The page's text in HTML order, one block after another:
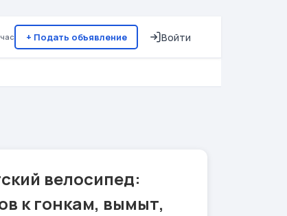
+ Подать объявление Войти
велосипед:
к гонкам, вымыт,